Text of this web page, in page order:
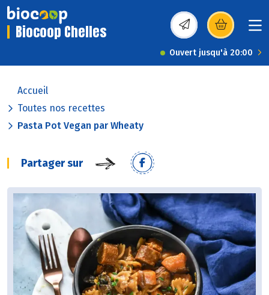
Biocoop Chelles (s’ouvre dans une
Ouvert jusqu'à 20:00
Accueil
Toutes nos recettes
Pasta Pot Vegan par Wheaty
Partager sur